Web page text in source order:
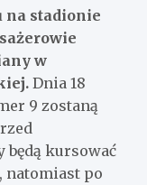
na stadionie
w
Dnia 18
9 zostaną
będą kursować
natomiast po